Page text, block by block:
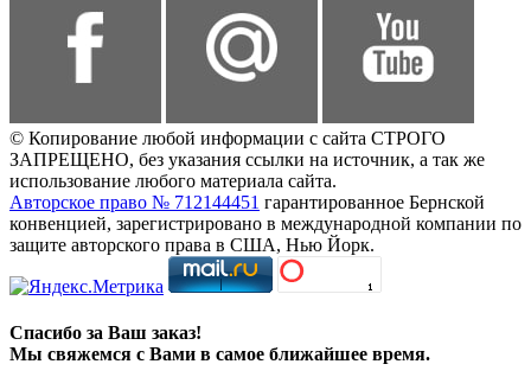
© Копирование любой информации с сайта СТРОГО
ЗАПРЕЩЕНО, без указания ссылки на источник, а так же
использование любого материала сайта.
Авторское право № 712144451 гарантированное Бернской
конвенцией, зарегистрировано в международной компании по
защите авторского права в США, Нью Йорк.
Спасибо за Ваш заказ!
Мы свяжемся с Вами в самое ближайшее время.